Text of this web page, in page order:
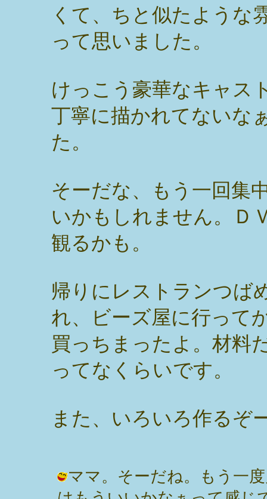
くて、ちと似たような
って思いました。
けっこう豪華なキャス
丁寧に描かれてないな
た。
そーだな、もう一回集
いかもしれません。Ｄ
観るかも。
帰りにレストランつば
れ、ビーズ屋に行って
買っちまったよ。材料
ってなくらいです。
また、いろいろ作るぞ
ママ。そーだね。もう一